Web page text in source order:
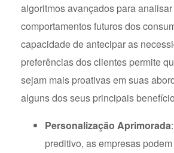
algoritmos avançados para
comportamentos futuros dos
capacidade de antecipar as
preferências dos clientes permite
sejam mais proativas em suas
alguns dos seus principais
Personalização Aprimorada
preditivo, as empresas